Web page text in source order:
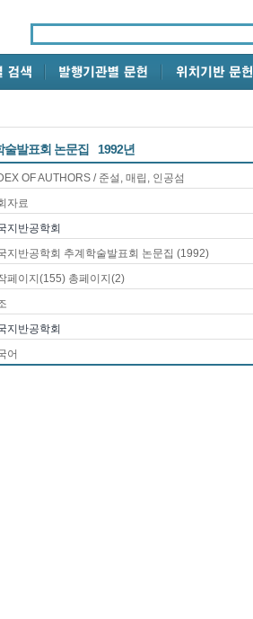
술발표회 논문집 1992년
OF AUTHORS / 준설, 매립, 인공섬
자료
지반공학회
지반공학회 추계학술발표회 논문집 (1992)
페이지(155) 총페이지(2)
지반공학회
어